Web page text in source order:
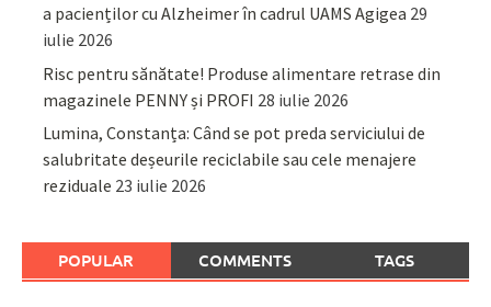
a pacienților cu Alzheimer în cadrul UAMS Agigea 29
iulie 2026
Risc pentru sănătate! Produse alimentare retrase din
magazinele PENNY și PROFI 28 iulie 2026
Lumina, Constanța: Când se pot preda serviciului de
salubritate deșeurile reciclabile sau cele menajere
reziduale 23 iulie 2026
POPULAR COMMENTS TAGS